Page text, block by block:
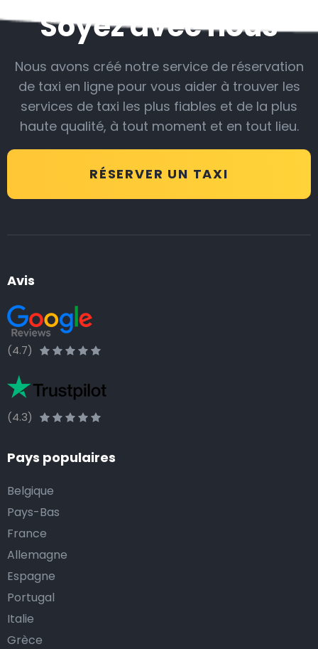
Soyez avec nous
Nous avons créé notre service de réservation
de taxi en ligne pour vous aider à trouver les
services de taxi les plus fiables et de la plus
haute qualité, à tout moment et en tout lieu.
RÉSERVER UN TAXI
Avis
(4.7)
(4.3)
Pays populaires
Belgique
Pays-Bas
France
Allemagne
Espagne
Portugal
Italie
Grèce